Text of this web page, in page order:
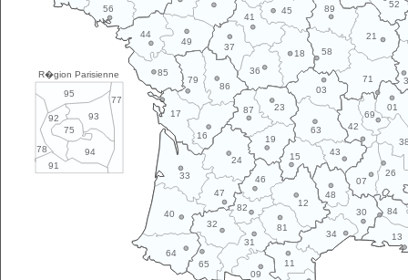
R�gion Parisienne
77
78
91
95
93
75
94
92
11
12
13
15
16
17
18
19
21
23
24
26
30
31
32
33
34
36
37
40
41
42
43
44
45
46
47
48
49
52
56
58
63
64
65
69
01
03
07
09
71
79
81
82 84
85
86
87
89